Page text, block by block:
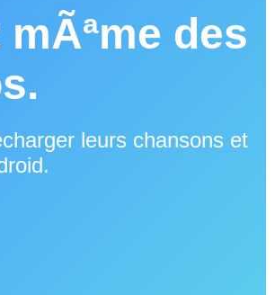
des
leurs chansons et